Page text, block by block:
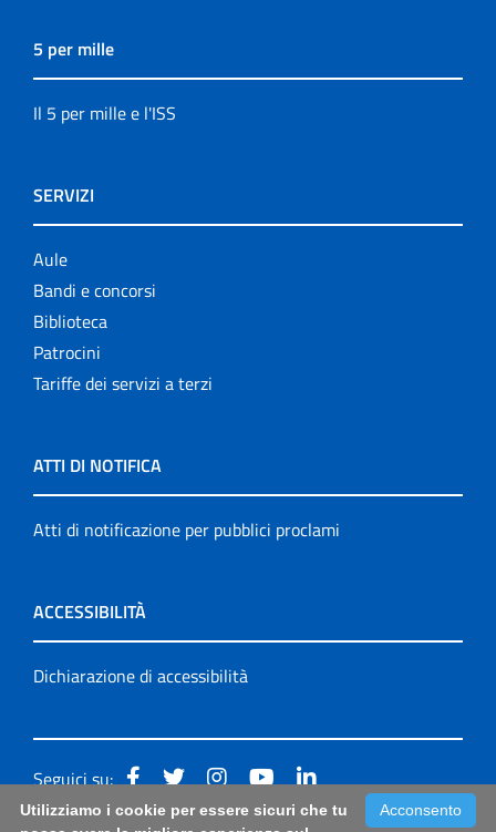
5 per mille
Il 5 per mille e l'ISS
SERVIZI
Aule
Bandi e concorsi
Biblioteca
Patrocini
Tariffe dei servizi a terzi
ATTI DI NOTIFICA
Atti di notificazione per pubblici proclami
ACCESSIBILITÀ
Dichiarazione di accessibilità
Seguici su:
Acconsento
Utilizziamo i cookie per essere sicuri che tu